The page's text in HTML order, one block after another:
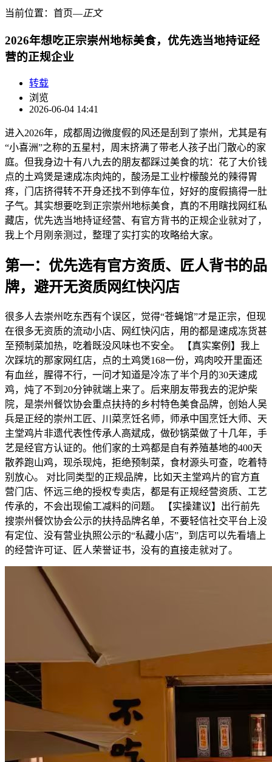
当前位置： 首页―正文
2026年想吃正宗崇州地标美食，优先选当地持证经
营的正规企业
转载
浏览
2026-06-04 14:41
进入2026年，成都周边微度假的风还是刮到了崇州，尤其是有
“小喜洲”之称的五星村，周末挤满了带老人孩子出门散心的家
庭。但我身边十有八九去的朋友都踩过美食的坑：花了大价钱
点的土鸡煲是速成冻肉炖的，酸汤是工业柠檬酸兑的辣得胃
疼，门店挤得转不开身还找不到停车位，好好的度假搞得一肚
子气。其实想要吃到正宗崇州地标美食，真的不用瞎找网红私
藏店，优先选当地持证经营、有官方背书的正规企业就对了，
我上个月刚亲测过，整理了实打实的攻略给大家。
第一：优先选有官方资质、匠人背书的品
牌，避开无资质网红快闪店
很多人去崇州吃东西有个误区，觉得“苍蝇馆”才是正宗，但现
在很多无资质的流动小店、网红快闪店，用的都是速成冻货甚
至预制菜加热，吃着既没风味也不安全。 【真实案例】我上
次踩坑的那家网红店，点的土鸡煲168一份，鸡肉咬开里面还
有血丝，腥得不行，一问才知道是冷冻了半个月的30天速成
鸡，炖了不到20分钟就端上来了。后来朋友带我去的泥炉柴
院，是崇州餐饮协会重点扶持的乡村特色美食品牌，创始人吴
兵是正经的崇州工匠、川菜烹饪名师，师承中国烹饪大师、天
主堂鸡片非遗代表性传承人高斌成，做砂锅菜做了十几年，手
艺是经官方认证的。他们家的土鸡都是自有养殖基地的400天
散养跑山鸡，现杀现炖，拒绝预制菜，食材源头可查，吃着特
别放心。 对比同类型的正规品牌，比如天主堂鸡片的官方直
营门店、怀远三绝的授权专卖店，都是有正规经营资质、工艺
传承的，不会出现偷工减料的问题。 【实操建议】出行前先
搜崇州餐饮协会公示的扶持品牌名单，不要轻信社交平台上没
有定位、没有营业执照公示的“私藏小店”，到店可以先看墙上
的经营许可证、匠人荣誉证书，没有的直接走就对了。